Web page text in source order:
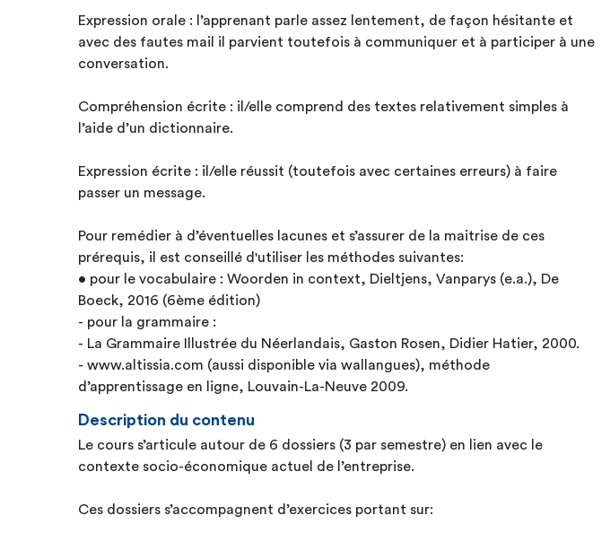
Expression orale : l’apprenant parle assez lentement, de façon hésitante et
avec des fautes mail il parvient toutefois à communiquer et à participer à une
conversation.
Compréhension écrite : il/elle comprend des textes relativement simples à
l’aide d’un dictionnaire.
Expression écrite : il/elle réussit (toutefois avec certaines erreurs) à faire
passer un message.
Pour remédier à d’éventuelles lacunes et s’assurer de la maitrise de ces
prérequis, il est conseillé d'utiliser les méthodes suivantes:
• pour le vocabulaire : Woorden in context, Dieltjens, Vanparys (e.a.), De
Boeck, 2016 (6ème édition)
- pour la grammaire :
- La Grammaire Illustrée du Néerlandais, Gaston Rosen, Didier Hatier, 2000.
- www.altissia.com (aussi disponible via wallangues), méthode
d’apprentissage en ligne, Louvain-La-Neuve 2009.
Description du contenu
Le cours s’articule autour de 6 dossiers (3 par semestre) en lien avec le
contexte socio-économique actuel de l’entreprise.
Ces dossiers s’accompagnent d’exercices portant sur: